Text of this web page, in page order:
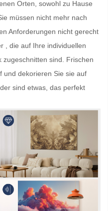
Orten, sowohl zu Hause
müssen nicht mehr nach
Anforderungen nicht gerecht
, die auf Ihre individuellen
zugeschnitten sind. Frischen
und dekorieren Sie sie auf
sind etwas, das perfekt